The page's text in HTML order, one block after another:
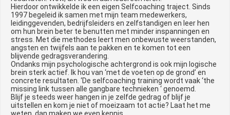
Hierdoor ontwikkelde ik een eigen Selfcoaching traject. Sinds
1997 begeleid ik samen met mijn team medewerkers,
leidinggevenden, bedrijfsleiders en zelfstandigen en leer hen
om hun brein beter te benutten met minder inspanningen en
stress. Met die methodes leert men onbewuste weerstanden,
angsten en twijfels aan te pakken en te komen tot een
blijvende gedragsverandering.
Ondanks mijn psychologische achtergrond is ook mijn logische
brein sterk actief. Ik hou van ‘met de voeten op de grond’ en
concrete resultaten. ‘De selfcoaching training wordt vaak ‘the
missing link tussen alle gangbare technieken ‘ genoemd.
Blijf je steeds weer hangen in je zelfde gedrag of blijf je
uitstellen en kom je niet of moeizaam tot actie? Laat het me